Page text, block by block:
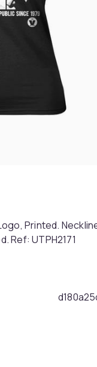
Printed.
Ref: UTPH2171